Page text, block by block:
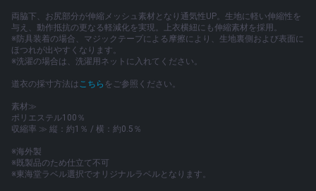
両脇下、お尻部分が伸縮メッシュ素材となり通気性UP。生地に軽い伸縮性を
与え、動作抵抗の更なる軽減化を実現。上衣横紐にも伸縮素材を採用。
※防具装着の場合、マジックテープによる摩擦により、生地裏側および表面に
ほつれが出やすくなります。
※洗濯の場合は、洗濯用ネットに入れてください。
道衣の採寸方法はこちら をご参照ください。
素材≫
ポリエステル100％
収縮率 ≫ 縦：約1％ / 横：約0.5％
※海外製
※既製品のため仕立て不可
※東海堂ラベル選択でオリジナルラベルとなります。